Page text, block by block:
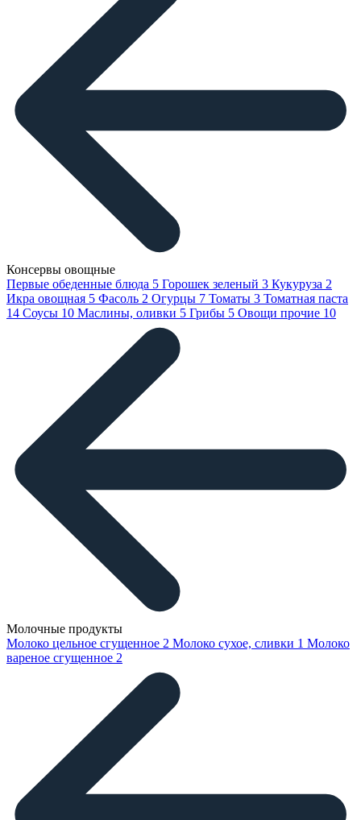
Консервы овощные
Первые обеденные блюда 5 Горошек зеленый 3 Кукуруза 2
Икра овощная 5 Фасоль 2 Огурцы 7 Томаты 3 Томатная паста
14 Соусы 10 Маслины, оливки 5 Грибы 5 Овощи прочие 10
Молочные продукты
Молоко цельное сгущенное 2 Молоко сухое, сливки 1 Молоко
вареное сгущенное 2